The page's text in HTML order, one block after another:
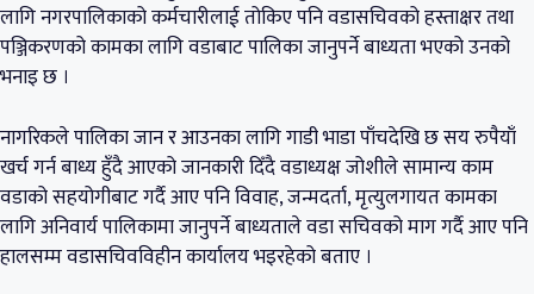
लागि नगरपालिकाको कर्मचारीलाई तोकिए पनि वडासचिवको हस्ताक्षर तथा
पञ्जिकरणको कामका लागि वडाबाट पालिका जानुपर्ने बाध्यता भएको उनको
भनाइ छ ।
नागरिकले पालिका जान र आउनका लागि गाडी भाडा पाँचदेखि छ सय रुपैयाँ
खर्च गर्न बाध्य हुँदै आएको जानकारी दिँदै वडाध्यक्ष जोशीले सामान्य काम
वडाको सहयोगीबाट गर्दै आए पनि विवाह, जन्मदर्ता, मृत्युलगायत कामका
लागि अनिवार्य पालिकामा जानुपर्ने बाध्यताले वडा सचिवको माग गर्दै आए पनि
हालसम्म वडासचिवविहीन कार्यालय भइरहेको बताए ।